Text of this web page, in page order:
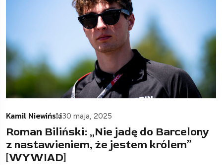
Kamil Niewiński30 maja, 2025
Roman Biliński: „Nie jadę do Barcelony
z nastawieniem, że jestem królem”
[WYWIAD]